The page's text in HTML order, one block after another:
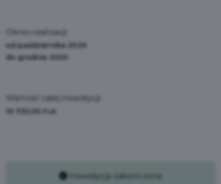
Okres realizacji:
od października 2020
do grudnia 2020
Wartość całej inwestycji:
10 332,00
Inwestycja zakończona